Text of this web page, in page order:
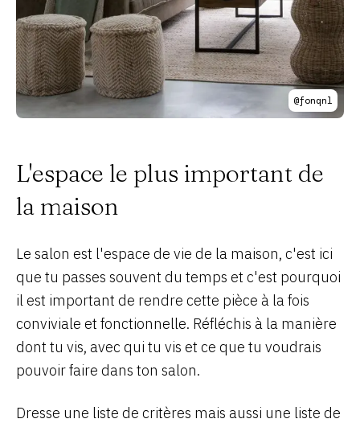
@fonqnl
L'espace le plus important de
la maison
Le salon est l'espace de vie de la maison, c'est ici
que tu passes souvent du temps et c'est pourquoi
il est important de rendre cette pièce à la fois
conviviale et fonctionnelle. Réfléchis à la manière
dont tu vis, avec qui tu vis et ce que tu voudrais
pouvoir faire dans ton salon.
Dresse une liste de critères mais aussi une liste de